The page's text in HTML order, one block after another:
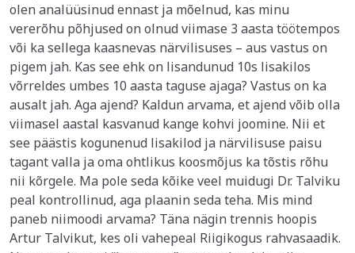
olen analüüsinud ennast ja mõelnud, kas minu
vererõhu põhjused on olnud viimase 3 aasta töötempos
või ka sellega kaasnevas närvilisuses – aus vastus on
pigem jah. Kas see ehk on lisandunud 10s lisakilos
võrreldes umbes 10 aasta taguse ajaga? Vastus on ka
ausalt jah. Aga ajend? Kaldun arvama, et ajend võib olla
viimasel aastal kasvanud kange kohvi joomine. Nii et
see päästis kogunenud lisakilod ja närvilisuse paisu
tagant valla ja oma ohtlikus koosmõjus ka tõstis rõhu
nii kõrgele. Ma pole seda kõike veel muidugi Dr. Talviku
peal kontrollinud, aga plaanin seda teha. Mis mind
paneb niimoodi arvama? Täna nägin trennis hoopis
Artur Talvikut, kes oli vahepeal Riigikogus rahvasaadik.